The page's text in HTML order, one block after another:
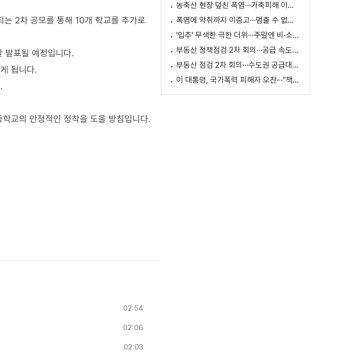
2차 공모를 통해 10개 학교를 추가로
발표될 예정입니다.
됩니다.
교의 안정적인 정착을 도울 방침입니다.
02:54
02:06
02:03
농축산 현장 덮친 폭염···가축피해 이틀 새 28만 마리↑
폭염에 악취까지 이중고···멈출 수 없는 필수노동
'입추' 무색한 극한 더위···주말엔 비·소나기
부동산 정책점검 2차 회의···공급 속도전 본격화하나
부동산 점검 2차 회의···수도권 공급대책 논의
이 대통령, 국가폭력 피해자 오찬···"책임지고 치유"